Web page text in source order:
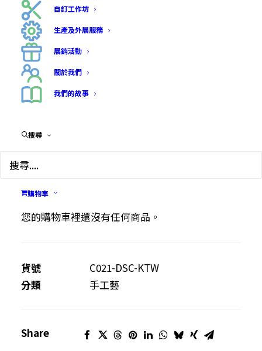
自訂工作坊
生產及外展服務
展銷活動
關於我們
我們的故事
搜尋
購物車
您的購物車裡還沒有任何商品。
八達通套
$20.00
• 制品由會員一針一線縫製成
• 仿皮
• 重量：150g
• 自取或順豐到付
八
達
數
量
貨號
C021-DSC-KTW
分類
手工藝
Share